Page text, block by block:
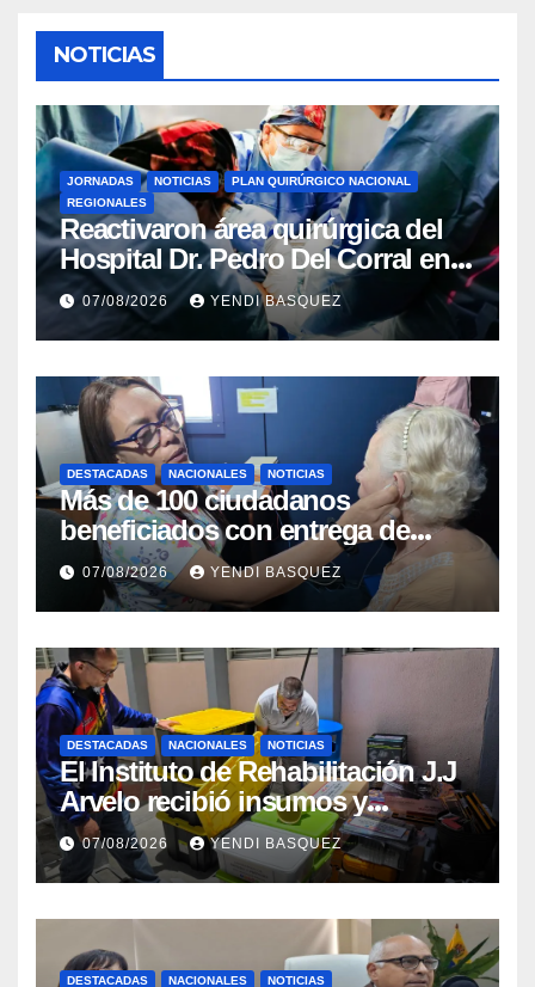
NOTICIAS
JORNADAS NOTICIAS
PLAN QUIRÚRGICO NACIONAL
REGIONALES
Reactivaron área quirúrgica del
Hospital Dr. Pedro Del Corral en
Guárico
07/08/2026 YENDI BASQUEZ
DESTACADAS NACIONALES NOTICIAS
Más de 100 ciudadanos
beneficiados con entrega de
prótesis auditivas en el Centro de
Rehabilitación J.J. Arvelo
07/08/2026 YENDI BASQUEZ
DESTACADAS NACIONALES NOTICIAS
El Instituto de Rehabilitación J.J
Arvelo recibió insumos y
herramientas para la atención de
personas con discapacidad
07/08/2026 YENDI BASQUEZ
DESTACADAS NACIONALES NOTICIAS